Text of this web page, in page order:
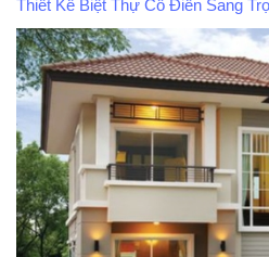
Thiết Kế Biệt Thự Cổ Điển Sang